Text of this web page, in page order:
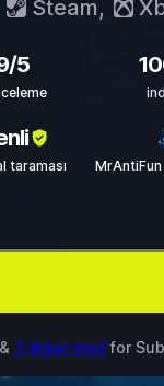
Steam,
5
taraması
7 diğer mod for